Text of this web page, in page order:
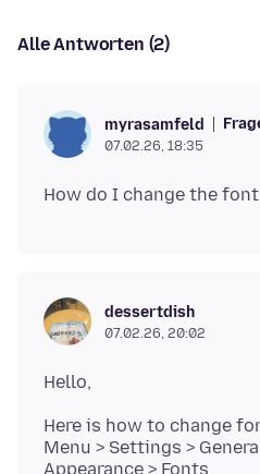
Alle Antworten (2)
myrasamfeld
07.02.26, 18:35
dessertdish
07.02.26, 20:02
Here is how to change
Menu > Settings >